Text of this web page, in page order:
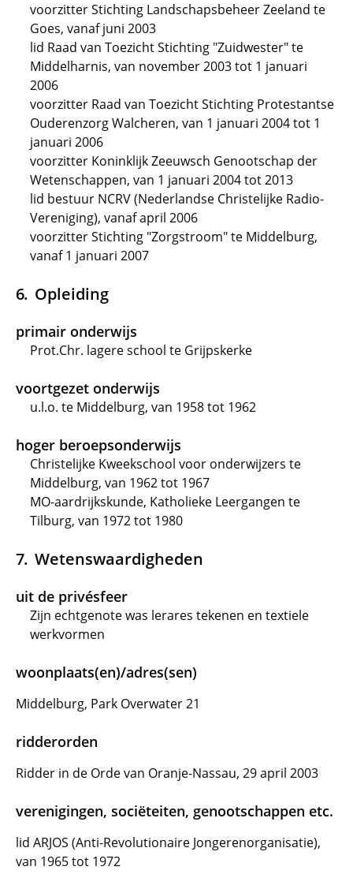
voorzitter Stichting Landschapsbeheer Zeeland te
Goes, vanaf juni 2003
lid Raad van Toezicht Stichting "Zuidwester" te
Middelharnis, van november 2003 tot 1 januari
2006
voorzitter Raad van Toezicht Stichting Protestantse
Ouderenzorg Walcheren, van 1 januari 2004 tot 1
januari 2006
voorzitter Koninklijk Zeeuwsch Genootschap der
Wetenschappen, van 1 januari 2004 tot 2013
lid bestuur NCRV (Nederlandse Christelijke Radio-
Vereniging), vanaf april 2006
voorzitter Stichting "Zorgstroom" te Middelburg,
vanaf 1 januari 2007
Opleiding
primair onderwijs
Prot.Chr. lagere school te Grijpskerke
voortgezet onderwijs
u.l.o. te Middelburg, van 1958 tot 1962
hoger beroepsonderwijs
Christelijke Kweekschool voor onderwijzers te
Middelburg, van 1962 tot 1967
MO-aardrijkskunde, Katholieke Leergangen te
Tilburg, van 1972 tot 1980
Wetenswaardigheden
uit de privésfeer
Zijn echtgenote was lerares tekenen en textiele
werkvormen
woonplaats(en)/adres(sen)
Middelburg, Park Overwater 21
ridderorden
Ridder in de Orde van Oranje-Nassau, 29 april 2003
verenigingen, sociëteiten, genootschappen etc.
lid ARJOS (Anti-Revolutionaire Jongerenorganisatie),
van 1965 tot 1972